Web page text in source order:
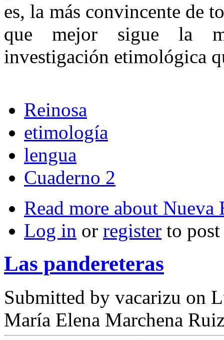
es, la más convincente de
que mejor sigue la
investigación etimológica
Reinosa
etimología
lengua
Cuaderno 2
Read more about Nueva
Log in or register to
Las pandereteras
Submitted by vacarizu on
María Elena Marchena